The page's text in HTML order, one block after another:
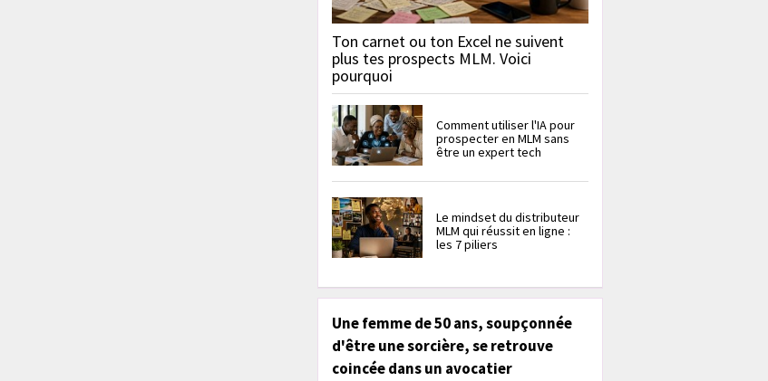
Ton carnet ou ton Excel ne suivent
plus tes prospects MLM. Voici
pourquoi
Comment utiliser l'IA pour
prospecter en MLM sans
être un expert tech
Le mindset du distributeur
MLM qui réussit en ligne :
les 7 piliers
Une femme de 50 ans, soupçonnée
d'être une sorcière, se retrouve
coincée dans un avocatier